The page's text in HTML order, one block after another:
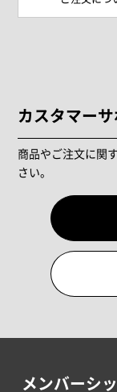
カスタマーサ
商品やご注文に関
さい。
メンバーシ